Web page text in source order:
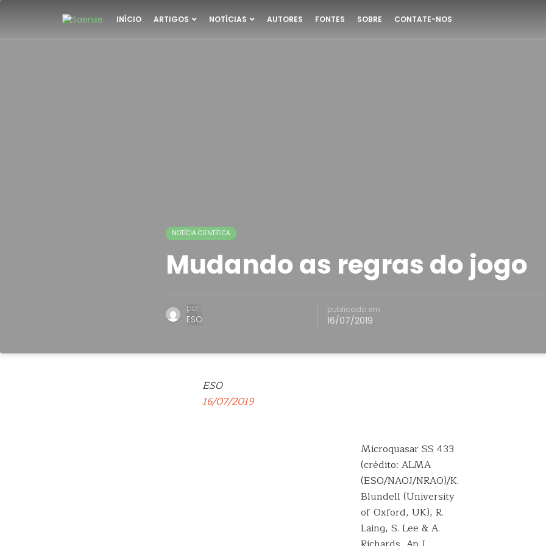
INÍCIO ARTIGOS NOTÍCIAS AUTORES FONTES SOBRE CONTATE-NOS
NOTÍCIA CIENTÍFICA
Mudando as regras do jogo
por
ESO
publicado em
16/07/2019
ESO
16/07/2019
Microquasar SS 433
(crédito: ALMA
(ESO/NAOJ/NRAO)/K.
Blundell (University
of Oxford, UK), R.
Laing, S. Lee & A.